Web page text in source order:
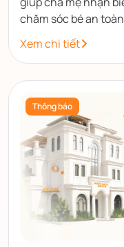
chăm sóc bé an
Xem chi tiết
Thông báo